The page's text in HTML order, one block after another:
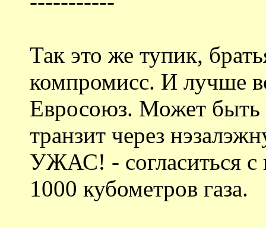
Так это же тупик,
компромисс. И лучше
Евросоюз. Может быть
транзит через
УЖАС! - согласиться с
1000 кубометров газа.